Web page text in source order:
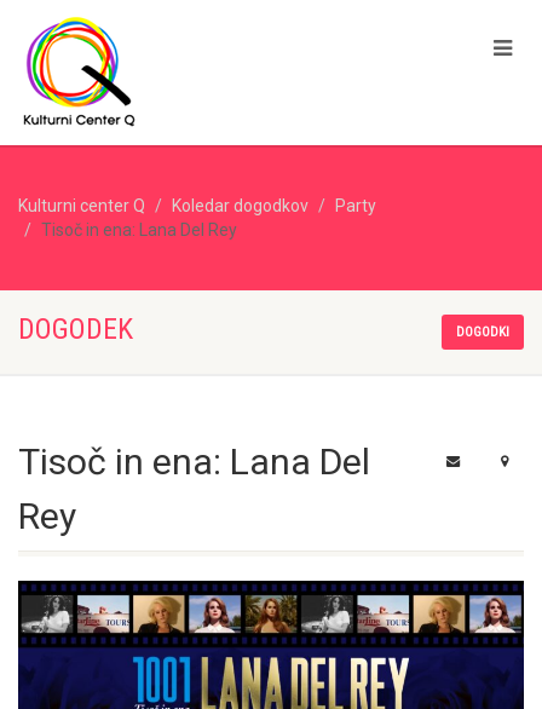
Kulturni center Q Koledar dogodkov
Party
Tisoč in ena: Lana Del Rey
DOGODEK DOGODKI
Tisoč in ena: Lana Del
Rey